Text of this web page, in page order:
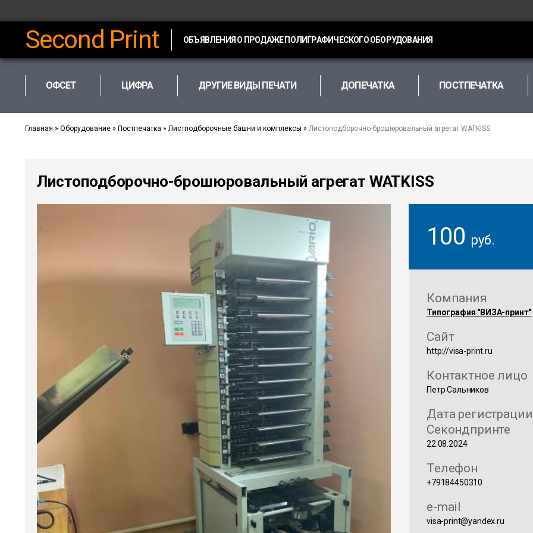
Second Print ОБЪЯВЛЕНИЯ О ПРОДАЖЕ ПОЛИГРАФИЧЕСКОГО ОБОРУДОВАНИЯ
ОФСЕТ ЦИФРА ДРУГИЕ ВИДЫ ПЕЧАТИ ДОПЕЧАТКА ПОСТПЕЧАТКА
Главная » Оборудование » Постпечатка » Листподборочные башни и комплексы » Листоподборочно-брошюровальный агрегат WATKISS
Листоподборочно-брошюровальный агрегат WATKISS
100 руб.
Компания
Типография "ВИЗА-принт"
Сайт
http://visa-print.ru
Контактное лицо
Петр Сальников
Дата
Секондпринте
22.08.2024
Телефон
+79184450310
e-mail
visa-print@yandex.ru